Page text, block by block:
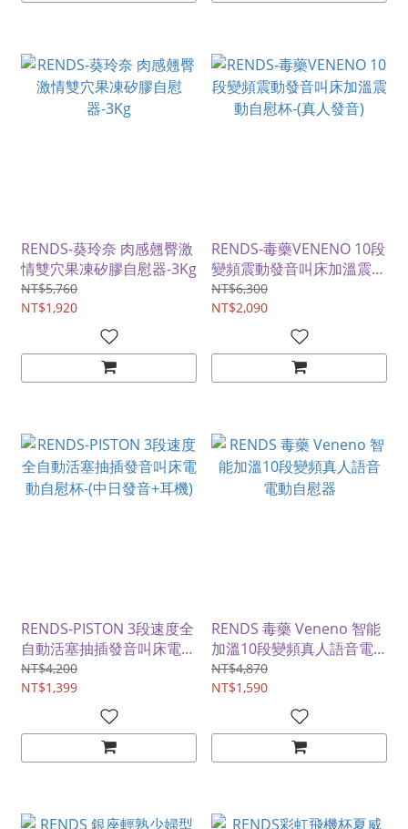
RENDS-葵玲奈 肉感翹臀激
情雙穴果凍矽膠自慰器-3Kg
NT$5,760
NT$1,920
RENDS-毒藥VENENO 10段
變頻震動發音叫床加溫震動
自慰杯-(真人發音)
NT$6,300
NT$2,090
RENDS-PISTON 3段速度全
自動活塞抽插發音叫床電動
自慰杯-(中日發音+耳機)
NT$4,200
NT$1,399
RENDS 毒藥 Veneno 智能
加溫10段變頻真人語音電
動自慰器
NT$4,870
NT$1,590